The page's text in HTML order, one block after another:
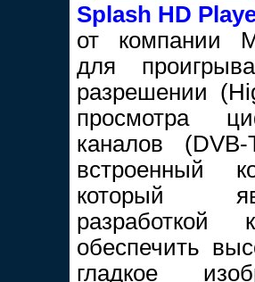
Splash HD
от компании
для
разрешении
просмотра
каналов
встроенный
который
обеспечить
гладкое